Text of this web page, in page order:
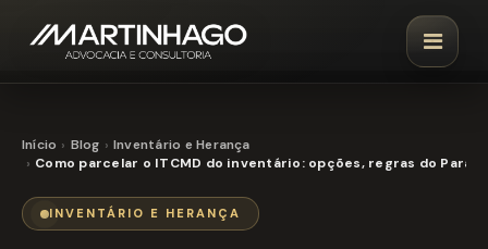
Início Blog
Inventário e Herança
Como parcelar o ITCMD do inventário: opções, regras do
INVENTÁRIO E HERANÇA